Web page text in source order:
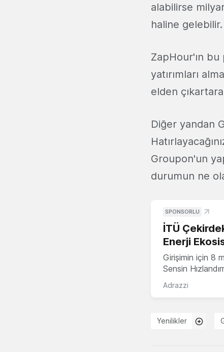
alabilirse
haline gelebilir.
ZapHour'ın bu
yatırımları
elden
Diğer yandan
Groupon'un
durumun ne
SPONSORLU
İTÜ
Enerji
Girişimin için 8
Sensin
Adrazzi
Yenilikler